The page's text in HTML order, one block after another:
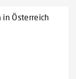
in Österreich